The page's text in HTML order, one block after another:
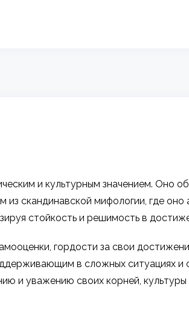
и культурным значением. Оно
скандинавской мифологии, где
стойкость и решимость в
гордости за свои
в сложных ситуациях
и уважению своих корней, культуры